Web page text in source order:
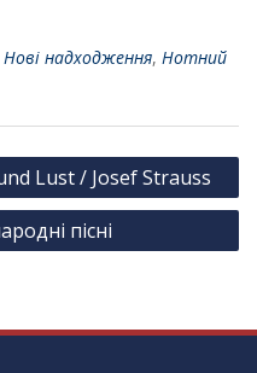
Нові надходження, Нотний
Lust / Josef Strauss
пісні